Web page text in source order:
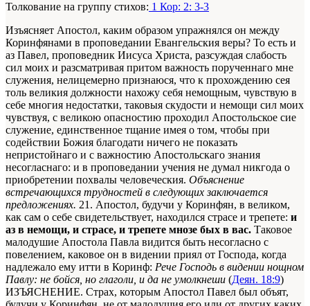
Толкование на группу стихов: 1 Кор: 2: 3-3
Изъясняет Апостол, каким образом упражнялся он между
Коринфянами в проповедании Евангельския веры? То есть и
аз Павел, проповедник Иисуса Христа, разсуждая слабость
сил моих и разсматривая притом важность порученнаго мне
служения, нелицемерно признаюся, что к прохождению сея
толь великия должности нахожу себя немощным, чувствую в
себе многия недостатки, таковыя скудости и немощи сил моих
чувствуя, с великою опасностию проходил Апостольское сие
служение, единственное тщание имея о том, чтобы при
содействии Божия благодати ничего не показать
непристойнаго и с важностию Апостольскаго знания
несогласнаго: и в проповедании учения не думал никгода о
приобретении похвалы человеческия. Объяснение
встречающихся трудностей в следующих заключается
предложениях. 21. Апостол, будучи у Коринфян, в великом,
как сам о себе свидетельствует, находился страсе и трепете: и
аз в немощи, и страсе, и трепете мнозе бых в вас. Таковое
малодушие Апостола Павла видится быть несогласно с
повелением, каковое он в видении приял от Господа, когда
надлежало ему итти в Коринф: Рече Господь в видении нощном
Павлу: не бойся, но глаголи, и да не умолкнеши (Деян. 18:9)
ИЗЪЯСНЕНИЕ. Страх, которым Апостол Павел был объят,